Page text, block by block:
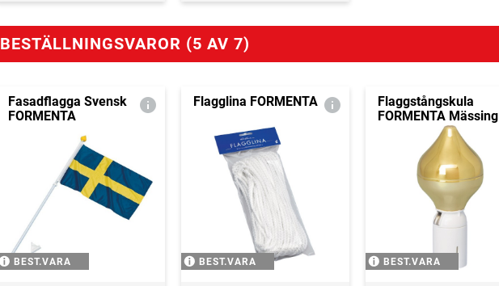
BESTÄLLNINGSVAROR (5 AV 7)
Fasadflagga Svensk
FORMENTA
BEST.VARA
Flagglina FORMENTA
BEST.VARA
Flaggstångskula
FORMENTA Mässing
BEST.VARA